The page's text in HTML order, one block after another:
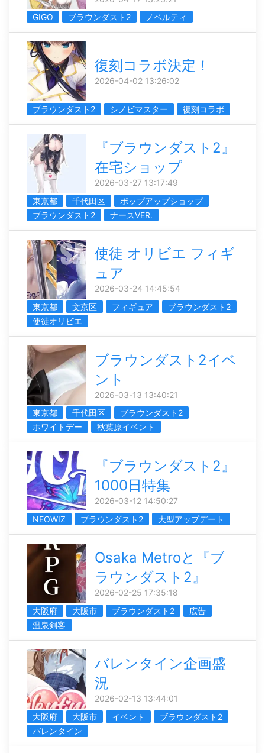
GIGO
ブラウンダスト2 ノベルティ
復刻コラボ決定！
2026-04-02 13:26:02
ブラウンダスト2 シノビマスター 復刻コラボ
『ブラウンダスト2』
在宅ショップ
2026-03-27 13:17:49
東京都
千代田区
ポップアップショップ
ブラウンダスト2
ナースVER.
使徒 オリビエ フィギ
ュア
2026-03-24 14:45:54
東京都
文京区 フィギュア
ブラウンダスト2
使徒オリビエ
ブラウンダスト2イベ
ント
2026-03-13 13:40:21
東京都
千代田区
ブラウンダスト2
ホワイトデー
秋葉原イベント
『ブラウンダスト2』
1000日特集
2026-03-12 14:50:27
NEOWIZ
ブラウンダスト2 大型アップデート
Osaka Metroと『ブ
ラウンダスト2』
2026-02-25 17:35:18
大阪府
大阪市 ブラウンダスト2
広告
温泉剣客
バレンタイン企画盛
況
2026-02-13 13:44:01
大阪府
大阪市 イベント
ブラウンダスト2
バレンタイン